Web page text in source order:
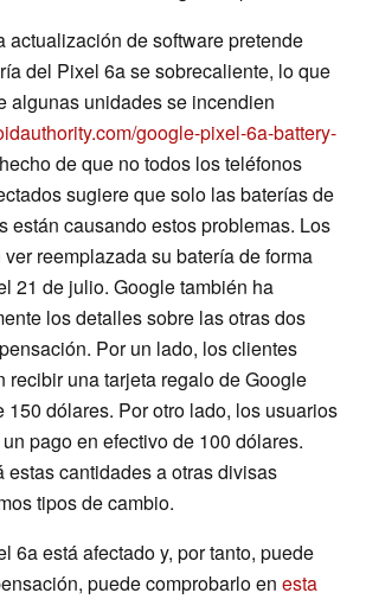
actualización de software pretende
del Pixel 6a se sobrecaliente, lo que
algunas unidades se incendien
google-pixel-6a-battery-
de que no todos los teléfonos
sugiere que solo las baterías de
están causando estos problemas. Los
reemplazada su batería de forma
21 de julio. Google también ha
los detalles sobre las otras dos
Por un lado, los clientes
recibir una tarjeta regalo de Google
150 dólares. Por otro lado, los usuarios
pago en efectivo de 100 dólares.
estas cantidades a otras divisas
tipos de cambio.
6a está afectado y, por tanto, puede
puede comprobarlo en esta